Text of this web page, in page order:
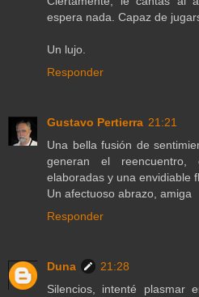
espera nada. Capaz de
Un lujo.
Responder
Gustavo Pertierra 21:21
Una bella fusión de
generan el reencuentro,
elaboradas y una envidiable
Un afectuoso abrazo, amiga
Responder
Duna
21:28
Silencios, intenté plasmar